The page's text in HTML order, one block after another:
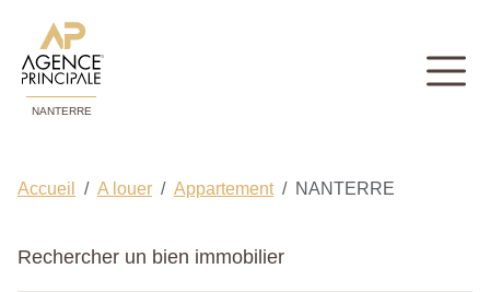
NANTERRE
Accueil A louer Appartement NANTERRE
Rechercher un bien immobilier